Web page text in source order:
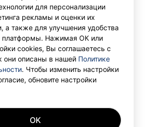
для персонализации
рекламы и оценки их
а также для улучшения удобства
платформы. Нажимая ОК или
cookies, Вы соглашаетесь с
они описаны в нашей Политике
. Чтобы изменить настройки
обновите настройки
OK